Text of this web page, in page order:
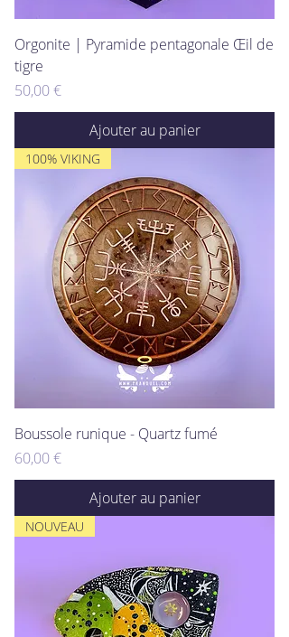
Orgonite | Pyramide pentagonale Œil de
tigre
Prix
50,00 €
Ajouter au panier
100% VIKING
Boussole runique - Quartz fumé
Prix
60,00 €
Ajouter au panier
NOUVEAU